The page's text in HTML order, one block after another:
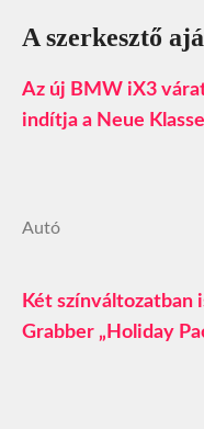
A szerkesztő
Az új BMW iX3
indítja a Neue
Autó
Két színváltozatban
Grabber „Holiday